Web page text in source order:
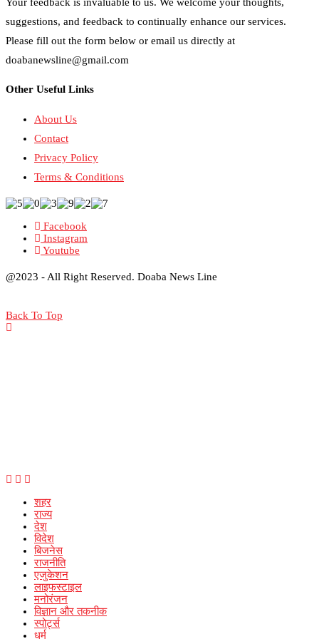
suggestions, and feedback to continually enhance our services.
Please fill out the form below or email us directly at
doabanewsline@gmail.com
Other Useful Links
About Us
Contact
Privacy Policy
Terms & Conditions
Facebook
Instagram
Youtube
@2023 - All Right Reserved. Doaba News Line
Back To Top
शहर
राज्य
देश
विदेश
बिजनेस
राजनीति
एजुकेशन
लाइफस्टाइल
मनोरंजन
विज्ञान और तकनीक
स्पोर्ट्स
धर्म